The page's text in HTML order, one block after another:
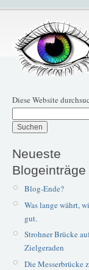
Diese Website
Neueste
Blogeinträge
Blog-Ende?
Was lange währt,
gut.
Strohner Brücke
Zielgeraden
Die Messerbrücke